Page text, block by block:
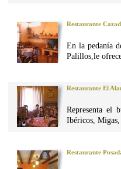
Restaurante
En la pedanía
Palillos,le
Restaurante El
Representa el
Ibéricos, Migas,
Restaurante